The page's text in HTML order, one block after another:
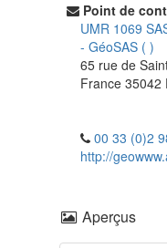
Point de
UMR 1069
- GéoSAS ( )
65 rue de
France 35042
00 33 (0)2
http://
Aperçus